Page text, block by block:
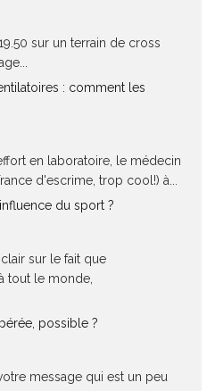
sur un terrain de cross
: comment les
en laboratoire, le médecin
d'escrime, trop cool!) à...
du sport ?
sur le fait que
tout le monde,
possible ?
message qui est un peu